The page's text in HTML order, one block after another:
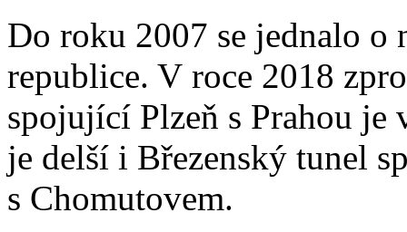
Do roku 2007 se jednalo o
republice. V roce 2018
spojující Plzeň s Prahou je
je delší i Březenský tunel
s Chomutovem.